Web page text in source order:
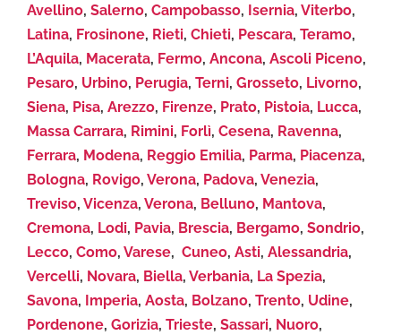
Avellino, Salerno, Campobasso, Isernia, Viterbo,
Latina, Frosinone, Rieti, Chieti, Pescara, Teramo,
L’Aquila, Macerata, Fermo, Ancona, Ascoli Piceno,
Pesaro, Urbino, Perugia, Terni, Grosseto, Livorno,
Siena, Pisa, Arezzo, Firenze, Prato, Pistoia, Lucca,
Massa Carrara, Rimini, Forlì, Cesena, Ravenna,
Ferrara, Modena, Reggio Emilia, Parma, Piacenza,
Bologna, Rovigo, Verona, Padova, Venezia,
Treviso, Vicenza, Verona, Belluno, Mantova,
Cremona, Lodi, Pavia, Brescia, Bergamo, Sondrio,
Lecco, Como, Varese, Cuneo, Asti, Alessandria,
Vercelli, Novara, Biella, Verbania, La Spezia,
Savona, Imperia, Aosta, Bolzano, Trento, Udine,
Pordenone, Gorizia, Trieste, Sassari, Nuoro,